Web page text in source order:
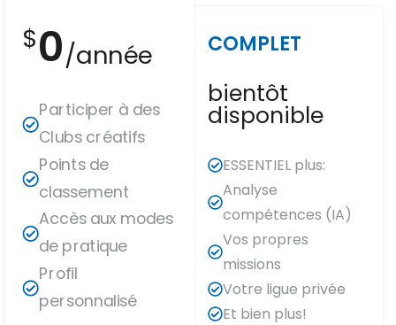
$0/année
Participer à des
Clubs créatifs
Points de
classement
Accès aux modes
de pratique
Profil
personnalisé
COMPLET
bientôt
disponible
ESSENTIEL plus:
Analyse
compétences (IA)
Vos propres
missions
Votre ligue privée
Et bien plus!